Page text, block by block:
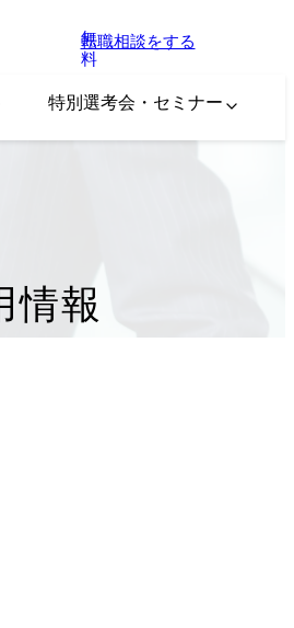
無
料
転職相談をする
特別選考会・セミナー
情報